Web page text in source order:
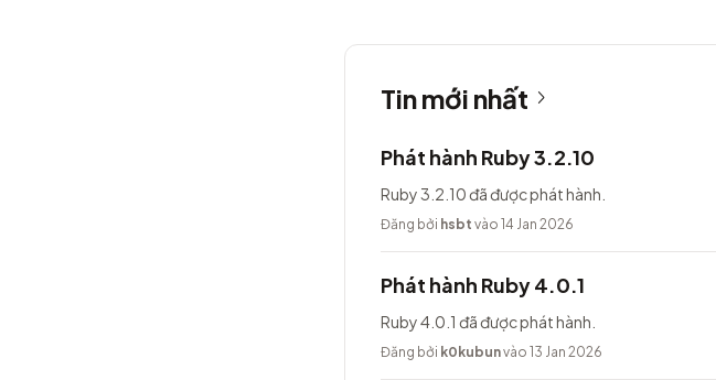
Tin mới nhất
Phát hành Ruby 3.2.10
Ruby 3.2.10 đã được phát hành.
Đăng bởi hsbt vào 14 Jan 2026
Phát hành Ruby 4.0.1
Ruby 4.0.1 đã được phát hành.
Đăng bởi k0kubunvào 13 Jan 2026